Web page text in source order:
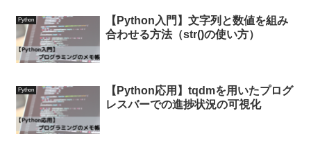
Python
【Python入門】文字列と数値を組み
合わせる方法（str()の使い方）
Python
【Python応用】tqdmを用いたプログ
レスバーでの進捗状況の可視化